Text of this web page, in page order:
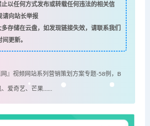
以任何方式发布或转载任何违法的相关信
请向站长举报
存储在云盘，如发现链接失效，请联系我们
更新。
网』视频网站系列营销策划方案专题-58例，B
爱奇艺、芒果……